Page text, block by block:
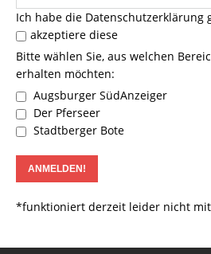
Ich habe die Datenschutzerklärung
akzeptiere diese
Bitte wählen Sie, aus welchen
erhalten möchten:
Augsburger SüdAnzeiger
Der Pferseer
Stadtberger Bote
*funktioniert derzeit leider nicht